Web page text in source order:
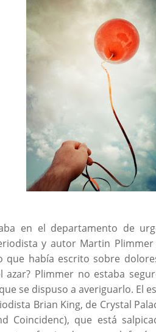
en el departamento de
y autor Martin
había escrito sobre
azar? Plimmer no estaba
se dispuso a averiguarlo. El
Brian King, de Crystal
Coincidenc), que está